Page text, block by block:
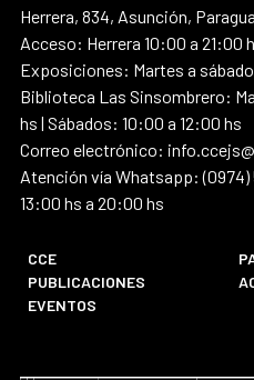
Herrera, 834, Asunción,
Acceso: Herrera 10:00 a 21:00
Exposiciones: Martes a
Biblioteca Las Sinsombrero:
hs | Sábados: 10:00 a 12:00 hs
Correo electrónico:
Atención vía Whatsapp: (0974)
13:00 hs a 20:00 hs
CCE
PUBLICACIONES
EVENTOS